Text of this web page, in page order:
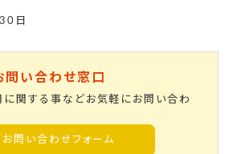
日
問い合わせ窓口
に関する事などお気軽にお問い合わ
お問い合わせフォーム